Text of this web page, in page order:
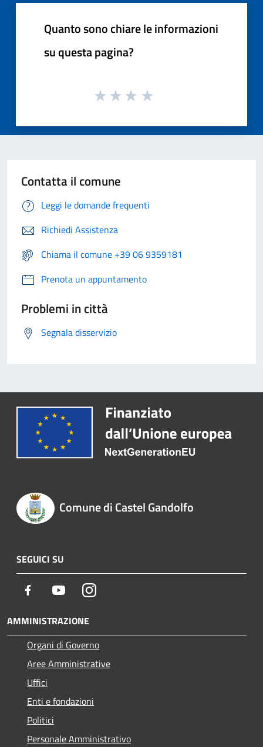
Quanto sono chiare le informazioni
su questa pagina?
Contatta il comune
Leggi le domande frequenti
Richiedi Assistenza
Chiama il comune +39 06 9359181
Prenota un appuntamento
Problemi in città
Segnala disservizio
Comune di Castel Gandolfo
SEGUICI SU
Facebook YoutubeInstagram
AMMINISTRAZIONE
Organi di Governo
Aree Amministrative
Uffici
Enti e fondazioni
Politici
Personale Amministrativo